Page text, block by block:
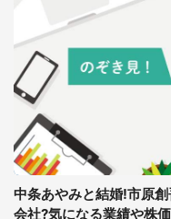
中条あやみと結婚!市原
会社?気になる業績や株